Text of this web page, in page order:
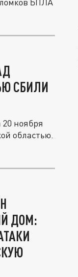
СБИЛИ
ноября
областью.
ДОМ: